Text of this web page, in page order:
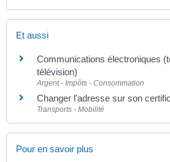
Et aussi
Communications électroniques
télévision)
Argent - Impôts - Consommation
Changer l'adresse sur son
Transports - Mobilité
Pour en savoir plus